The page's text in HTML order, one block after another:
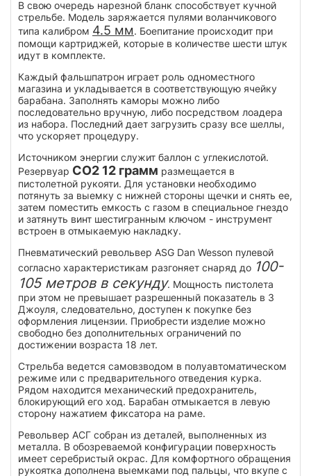
В свою очередь нарезной бланк способствует кучной
стрельбе. Модель заряжается пулями воланчикового
типа калибром 4.5 мм. Боепитание происходит при
помощи картриджей, которые в количестве шести штук
идут в комплекте.
Каждый фальшпатрон играет роль одноместного
магазина и укладывается в соответствующую ячейку
барабана. Заполнять каморы можно либо
последовательно вручную, либо посредством лоадера
из набора. Последний дает загрузить сразу все шеллы,
что ускоряет процедуру.
Источником энергии служит баллон с углекислотой.
Резервуар CO2 12 грамм размещается в
пистолетной рукояти. Для установки необходимо
потянуть за выемку с нижней стороны щечки и снять ее,
затем поместить емкость с газом в специальное гнездо
и затянуть винт шестигранным ключом - инструмент
встроен в отмыкаемую накладку.
Пневматический револьвер ASG Dan Wesson пулевой
согласно характеристикам разгоняет снаряд до 100-
105 метров в секунду. Мощность пистолета
при этом не превышает разрешенный показатель в 3
Джоуля, следовательно, доступен к покупке без
оформления лицензии. Приобрести изделие можно
свободно без дополнительных ограничений по
достижении возраста 18 лет.
Стрельба ведется самовзводом в полуавтоматическом
режиме или с предварительного отведения курка.
Рядом находится механический предохранитель,
блокирующий его ход. Барабан отмыкается в левую
сторону нажатием фиксатора на раме.
Револьвер АСГ собран из деталей, выполненных из
металла. В обозреваемой конфигурации поверхность
имеет серебристый окрас. Для комфортного обращения
рукоятка дополнена выемками под пальцы, что вкупе с